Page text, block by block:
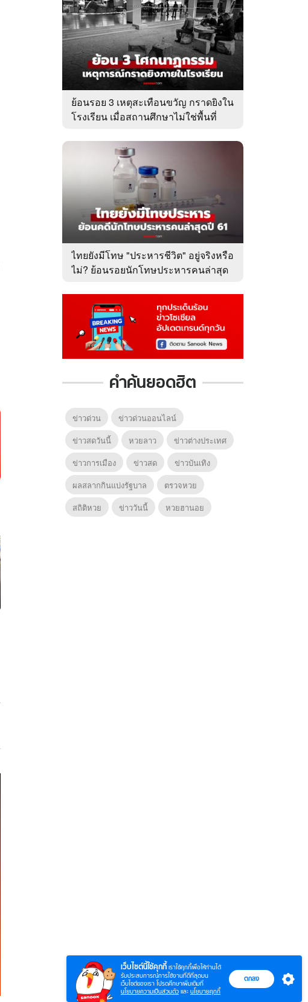
6 พบเธอ (พากย์
ไทย) 7 (Uncut Ver.) 8 (พาก
ย้อนรอย 3 เหตุสะเทือนขวัญ กราดยิงใน
โรงเรียน เมื่อสถานศึกษาไม่ใช่พื้นที่
ไทยยังมีโทษ "ประหารชีวิต" อยู่จริงหรือ
ไม่? ย้อนรอยนักโทษประหารคนล่าสุด
คำค้นยอดฮิต
ข่าวด่วน
ข่าวด่วนออนไลน์
ข่าวสดวันนี้
หวยลาว
ข่าวต่างประเทศ
ข่าวการเมือง
ข่าวสด
ข่าวบันเทิง
ผลสลากกินแบ่งรัฐบาล
ตรวจหวย
สถิติหวย
ข่าววันนี้ หวยฮานอย
เว็บไซต์นี้ใช้คุกกี้ เราใช้คุกกี้เพื่อให้ท่านได้
รับประสบการณ์การใช้งานที่ดีที่สุดบน
เว็บไซต์ของเรา โปรดศึกษาเพิ่มเติมที่
นโยบายความเป็นส่วนตัว และ นโยบายคุกกี้
ตกลง